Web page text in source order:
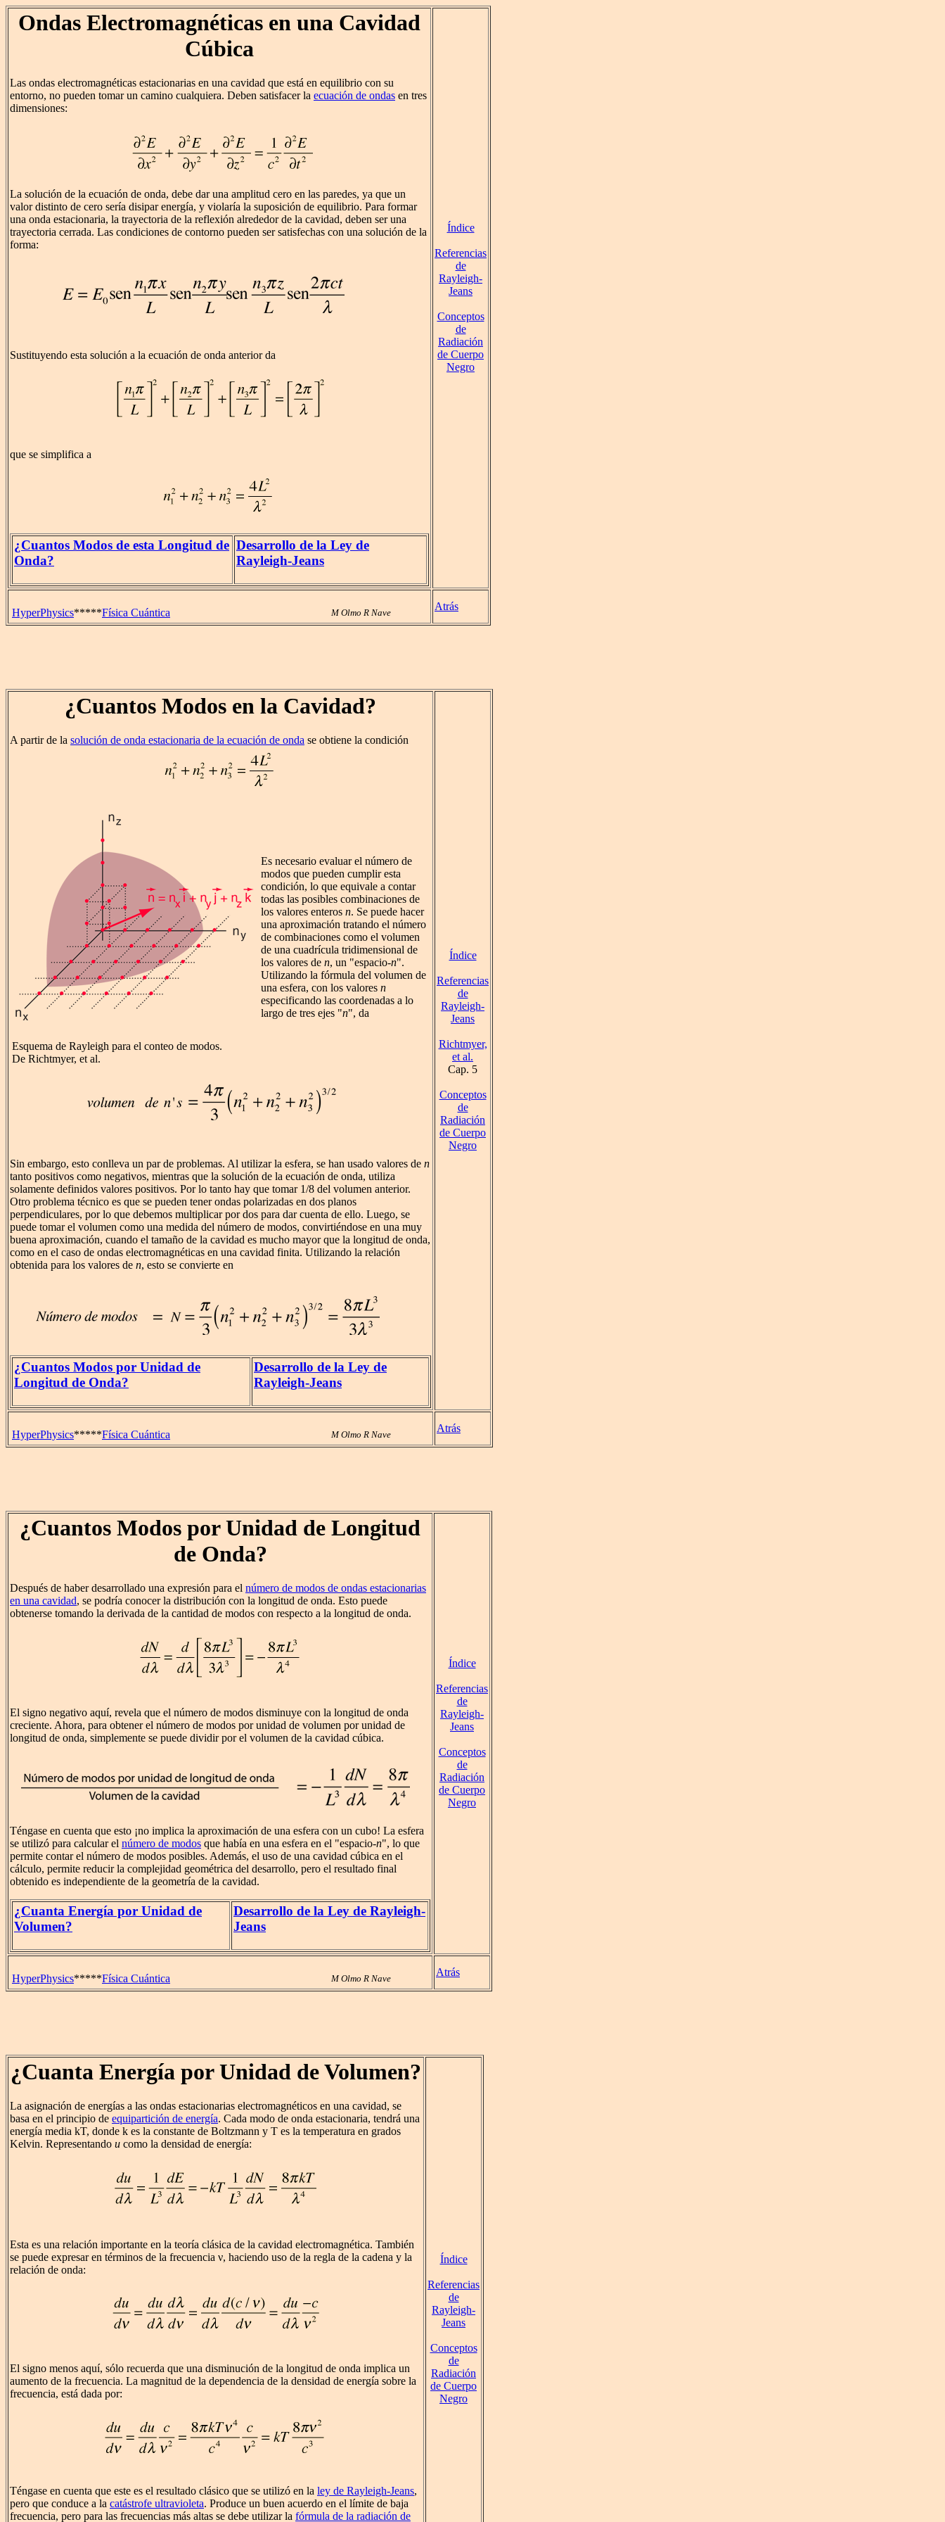
Ondas Electromagnéticas en una Cavidad
Cúbica
Las ondas electromagnéticas estacionarias en una cavidad que está en equilibrio con su
entorno, no pueden tomar un camino cualquiera. Deben satisfacer la ecuación de ondas en tres
dimensiones:
La solución de la ecuación de onda, debe dar una amplitud cero en las paredes, ya que un
valor distinto de cero sería disipar energía, y violaría la suposición de equilibrio. Para formar
una onda estacionaria, la trayectoria de la reflexión alrededor de la cavidad, deben ser una
trayectoria cerrada. Las condiciones de contorno pueden ser satisfechas con una solución de la
forma:
Sustituyendo esta solución a la ecuación de onda anterior da
que se simplifica a
¿Cuantos Modos de esta Longitud de
Onda?
Desarrollo de la Ley de
Rayleigh-Jeans
Índice
Referencias
de
Rayleigh-
Jeans
Conceptos
de
Radiación
de Cuerpo
Negro
HyperPhysics*****Física Cuántica M Olmo R Nave
Atrás
¿Cuantos Modos en la Cavidad?
A partir de la solución de onda estacionaria de la ecuación de onda se obtiene la condición
Esquema de Rayleigh para el conteo de modos.
De Richtmyer, et al.
Es necesario evaluar el número de
modos que pueden cumplir esta
condición, lo que equivale a contar
todas las posibles combinaciones de
los valores enteros n. Se puede hacer
una aproximación tratando el número
de combinaciones como el volumen
de una cuadrícula tridimensional de
los valores de n, un "espacio-n".
Utilizando la fórmula del volumen de
una esfera, con los valores n
especificando las coordenadas a lo
largo de tres ejes "n", da
Sin embargo, esto conlleva un par de problemas. Al utilizar la esfera, se han usado valores de n
tanto positivos como negativos, mientras que la solución de la ecuación de onda, utiliza
solamente definidos valores positivos. Por lo tanto hay que tomar 1/8 del volumen anterior.
Otro problema técnico es que se pueden tener ondas polarizadas en dos planos
perpendiculares, por lo que debemos multiplicar por dos para dar cuenta de ello. Luego, se
puede tomar el volumen como una medida del número de modos, convirtiéndose en una muy
buena aproximación, cuando el tamaño de la cavidad es mucho mayor que la longitud de onda,
como en el caso de ondas electromagnéticas en una cavidad finita. Utilizando la relación
obtenida para los valores de n, esto se convierte en
¿Cuantos Modos por Unidad de
Longitud de Onda?
Desarrollo de la Ley de
Rayleigh-Jeans
Índice
Referencias
de
Rayleigh-
Jeans
Richtmyer,
et al.
Cap. 5
Conceptos
de
Radiación
de Cuerpo
Negro
HyperPhysics*****Física Cuántica M Olmo R Nave
Atrás
¿Cuantos Modos por Unidad de Longitud
de Onda?
Después de haber desarrollado una expresión para el número de modos de ondas estacionarias
en una cavidad, se podría conocer la distribución con la longitud de onda. Esto puede
obtenerse tomando la derivada de la cantidad de modos con respecto a la longitud de onda.
El signo negativo aquí, revela que el número de modos disminuye con la longitud de onda
creciente. Ahora, para obtener el número de modos por unidad de volumen por unidad de
longitud de onda, simplemente se puede dividir por el volumen de la cavidad cúbica.
Téngase en cuenta que esto ¡no implica la aproximación de una esfera con un cubo! La esfera
se utilizó para calcular el número de modos que había en una esfera en el "espacio-n", lo que
permite contar el número de modos posibles. Además, el uso de una cavidad cúbica en el
cálculo, permite reducir la complejidad geométrica del desarrollo, pero el resultado final
obtenido es independiente de la geometría de la cavidad.
¿Cuanta Energía por Unidad de
Volumen?
Desarrollo de la Ley de Rayleigh-
Jeans
Índice
Referencias
de
Rayleigh-
Jeans
Conceptos
de
Radiación
de Cuerpo
Negro
HyperPhysics*****Física Cuántica M Olmo R Nave
Atrás
¿Cuanta Energía por Unidad de Volumen?
La asignación de energías a las ondas estacionarias electromagnéticos en una cavidad, se
basa en el principio de equipartición de energía. Cada modo de onda estacionaria, tendrá una
energía media kT, donde k es la constante de Boltzmann y T es la temperatura en grados
Kelvin. Representando u como la densidad de energía:
Esta es una relación importante en la teoría clásica de la cavidad electromagnética. También
se puede expresar en términos de la frecuencia ν, haciendo uso de la regla de la cadena y la
relación de onda:
El signo menos aquí, sólo recuerda que una disminución de la longitud de onda implica un
aumento de la frecuencia. La magnitud de la dependencia de la densidad de energía sobre la
frecuencia, está dada por:
Téngase en cuenta que este es el resultado clásico que se utilizó en la ley de Rayleigh-Jeans,
pero que conduce a la catástrofe ultravioleta. Produce un buen acuerdo en el límite de baja
frecuencia, pero para las frecuencias más altas se debe utilizar la fórmula de la radiación de
Índice
Referencias
de
Rayleigh-
Jeans
Conceptos
de
Radiación
de Cuerpo
Negro